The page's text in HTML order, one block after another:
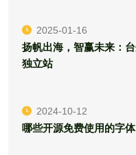
2025-01-16
扬帆出海，智赢未来：
独立站
2024-10-12
哪些开源免费使用的字